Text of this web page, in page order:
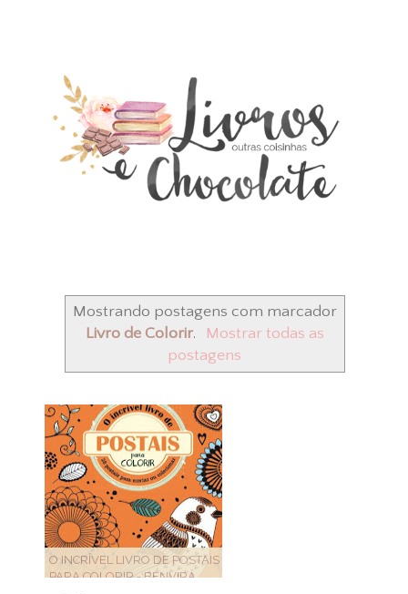
Mostrando postagens com marcador
Livro de Colorir.
Mostrar todas as
postagens
O INCRÍVEL LIVRO DE POSTAIS
PARA COLORIR - BENVIRÁ